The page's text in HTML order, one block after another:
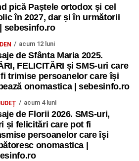
pică Paștele ortodox și cel
în 2027, dar și în următorii
sebesinfo.ro
acum 12 luni
de Sfânta Maria 2025.
FELICITĂRI și SMS-uri care
trimise persoanelor care își
onomastica | sebesinfo.ro
acum 4 luni
de Florii 2026. SMS-uri,
și felicitări care pot fi
persoanelor care îşi
onomastica |